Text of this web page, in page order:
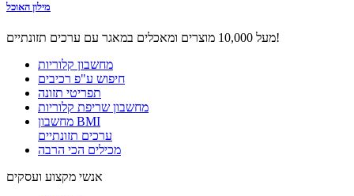
מילון האוכל
מעל 10,000 מוצרים ומאכלים במאגר עם ערכים תזונתיים!
מחשבון קלוריות
חיפוש ע"פ רכיבים
תפריטי תזונה
מחשבון שריפת קלוריות
מחשבון BMI
ערכים תזונתיים
מכילים הכי הרבה
אנשי מקצוע ועסקים